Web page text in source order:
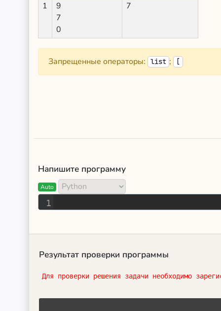
1
9
7
0
7
Запрещенные операторы: list ; [
Напишите программу
Auto
1
Результат проверки программы
Для проверки решения задачи необходимо